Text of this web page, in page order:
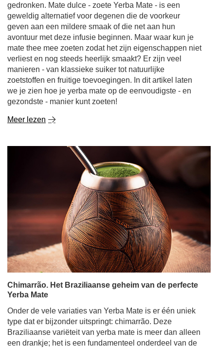
zoetstoffen en fruitige toevoegingen. In dit artikel laten
we je zien hoe je yerba mate op de eenvoudigste - en
gezondste - manier kunt zoeten!
Meer lezen
Chimarrão. Het Braziliaanse geheim van de perfecte
Yerba Mate
Onder de vele variaties van Yerba Mate is er één uniek
type dat er bijzonder uitspringt: chimarrão. Deze
Braziliaanse variëteit van yerba mate is meer dan alleen
een drankje; het is een fundamenteel onderdeel van de
cultuur en traditie, dat niet alleen wordt aanbeden door
Brazilianen, maar ook door een groeiend aantal mate-
we een reis naar het zonnige Brazilië! We leggen uit wat
chimarrão is, hoe je het drinkt, wat het speciaal maakt,
hoe je het bereidt en hoe je dit bijzondere ritueel het
beste kunt vieren.